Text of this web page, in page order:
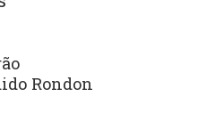
Rondon